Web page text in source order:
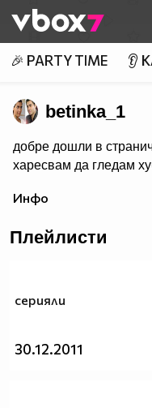
👾
🎉 PARTY TIME 👂
betinka_1
добре дошли в
харесвам да гледам
Инфо
Плейлисти
серияли
30.12.2011